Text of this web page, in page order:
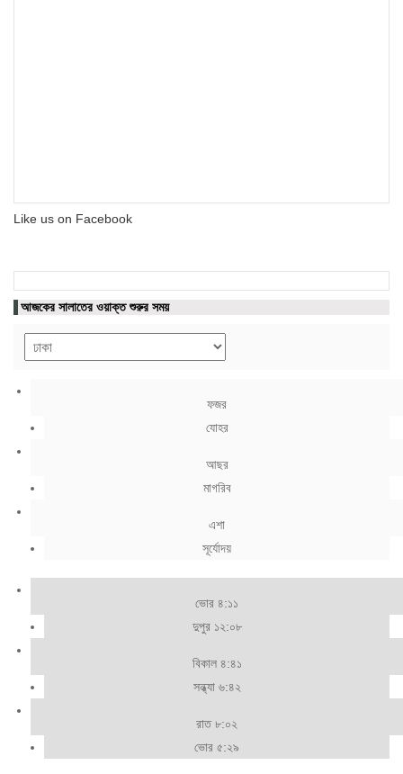
Like us on Facebook
আজকের সালাতের ওয়াক্ত শুরুর সময়
ফজর
যোহর
আছর
মাগরিব
এশা
সূর্যোদয়
ভোর ৪:১১
দুপুর ১২:০৮
বিকাল ৪:৪১
সন্ধ্যা ৬:৪২
রাত ৮:০২
ভোর ৫:২৯